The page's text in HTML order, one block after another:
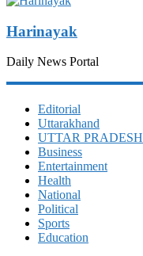
Harinayak
Daily News Portal
Editorial
Uttarakhand
UTTAR PRADESH
Business
Entertainment
Health
National
Political
Sports
Education